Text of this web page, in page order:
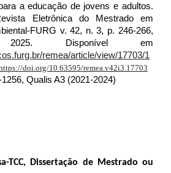
a educação de jovens e adultos.
Eletrônica do Mestrado em
FURG v. 42, n. 3, p. 246-266,
2025. Disponível em
remea/article/view/17703/1
doi.org/10.63595/remea.v42i3.17703
Qualis A3 (2021-2024)
TCC, Dissertação de Mestrado ou